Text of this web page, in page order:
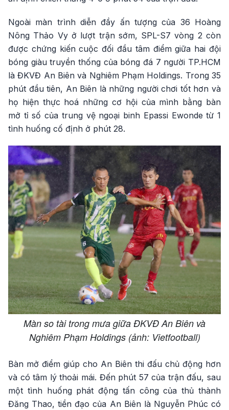
Ngoài màn trình diễn đầy ấn tượng của 36 Hoàng
Nông Thảo Vy ở lượt trận sớm, SPL-S7 vòng 2 còn
được chứng kiến cuộc đối đầu tâm điểm giữa hai đội
bóng giàu truyền thống của bóng đá 7 người TP.HCM
là ĐKVĐ An Biên và Nghiêm Phạm Holdings. Trong 35
phút đầu tiên, An Biên là những người chơi tốt hơn và
họ hiện thực hoá những cơ hội của mình bằng bàn
mở tỉ số của trung vệ ngoại binh Epassi Ewonde từ 1
tình huống cố định ở phút 28.
Màn so tài trong mưa giữa ĐKVĐ An Biên và
Nghiêm Phạm Holdings (ảnh: Vietfootball)
Bàn mở điểm giúp cho An Biên thi đấu chủ động hơn
và có tâm lý thoải mái. Đến phút 57 của trận đấu, sau
một tình huống phát động tấn công của thủ thành
Đăng Thao, tiền đạo của An Biên là Nguyễn Phúc có